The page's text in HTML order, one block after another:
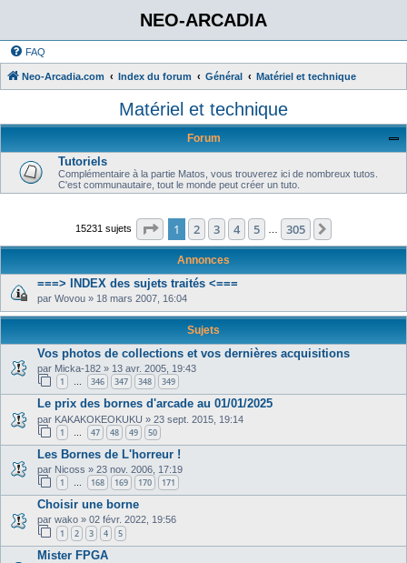
NEO-ARCADIA
FAQ
Neo-Arcadia.com Index du forum Général Matériel et technique
Matériel et technique
Forum
Tutoriels
Complémentaire à la partie Matos, vous trouverez ici de nombreux tutos.
C'est communautaire, tout le monde peut créer un tuto.
15231 sujets Page 1sur305
1 2 3 4 5 305
Annonces
===> INDEX des sujets traités <===
par Wovou » 18 mars 2007, 16:04
Sujets
Vos photos de collections et vos dernières acquisitions
par Micka-182 » 13 avr. 2005, 19:43
1 … 346 347 348 349
Le prix des bornes d'arcade au 01/01/2025
par KAKAKOKEOKUKU » 23 sept. 2015, 19:14
1 47 48 49 50
Les Bornes de L'horreur !
par Nicoss » 23 nov. 2006, 17:19
1 … 168 169 170 171
Choisir une borne
par wako » 02 févr. 2022, 19:56
1 2 3 4 5
Mister FPGA